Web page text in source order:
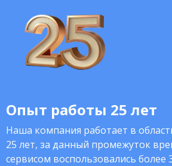
Опыт работы 25 лет
Наша компания работает в
25 лет, за данный промежуток
сервисом воспользовались более